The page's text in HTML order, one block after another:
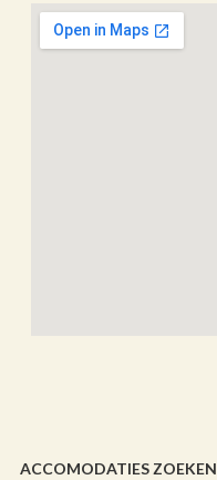
ACCOMODATIES ZOEKEN